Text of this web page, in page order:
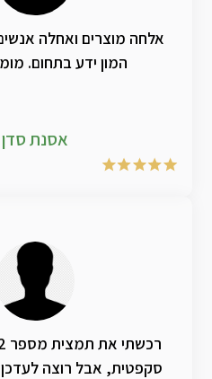
אלחה מוצרים ואחלה
המון ידע בתחום.
אסנת סדן
סקפטית, אבל רוצה לעדכן